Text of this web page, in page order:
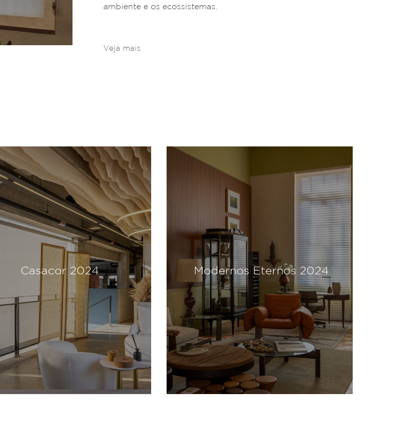
ambiente e os ecossistemas.
Veja mais
Casacor 2024 Modernos Eternos 2024